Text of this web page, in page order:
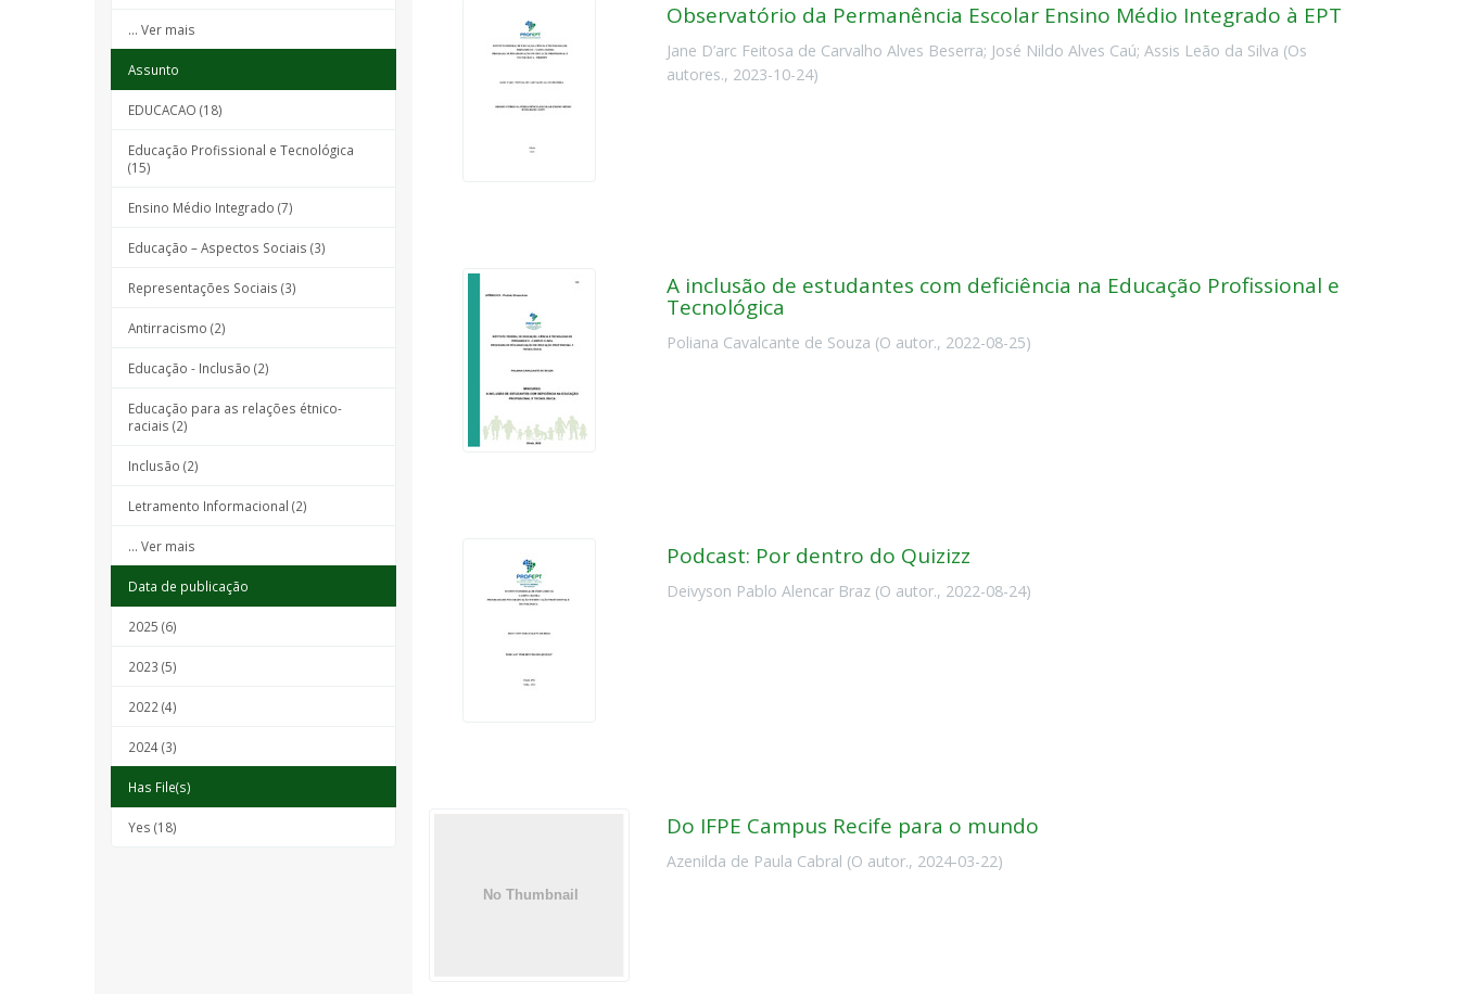
... Ver mais
Assunto
EDUCACAO (18)
Educação Profissional e Tecnológica
(15)
Ensino Médio Integrado (7)
Educação – Aspectos Sociais (3)
Representações Sociais (3)
Antirracismo (2)
Educação - Inclusão (2)
Educação para as relações étnico-
raciais (2)
Inclusão (2)
Letramento Informacional (2)
... Ver mais
Data de publicação
2025 (6)
2023 (5)
2022 (4)
2024 (3)
Has File(s)
Yes (18)
Observatório da Permanência Escolar Ensino Médio Integrado à EPT
Jane D’arc Feitosa de Carvalho Alves Beserra; José Nildo Alves Caú; Assis Leão da Silva (Os
autores., 2023-10-24)
A inclusão de estudantes com deficiência na Educação Profissional e
Tecnológica
Poliana Cavalcante de Souza (O autor., 2022-08-25)
Podcast: Por dentro do Quizizz
Deivyson Pablo Alencar Braz (O autor., 2022-08-24)
Do IFPE Campus Recife para o mundo
Azenilda de Paula Cabral (O autor., 2024-03-22)